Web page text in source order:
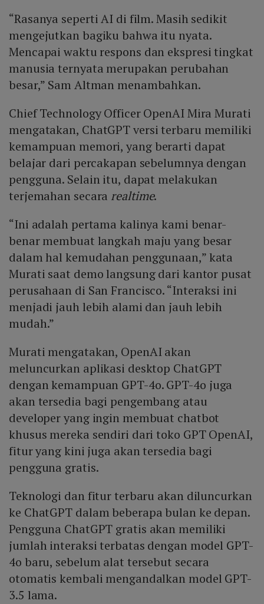
“Rasanya seperti AI di film. Masih sedikit
mengejutkan bagiku bahwa itu nyata.
Mencapai waktu respons dan ekspresi tingkat
manusia ternyata merupakan perubahan
besar,” Sam Altman menambahkan.
Chief Technology Officer OpenAI Mira Murati
mengatakan, ChatGPT versi terbaru memiliki
kemampuan memori, yang berarti dapat
belajar dari percakapan sebelumnya dengan
pengguna. Selain itu, dapat melakukan
terjemahan secara realtime.
“Ini adalah pertama kalinya kami benar-
benar membuat langkah maju yang besar
dalam hal kemudahan penggunaan,” kata
Murati saat demo langsung dari kantor pusat
perusahaan di San Francisco. “Interaksi ini
menjadi jauh lebih alami dan jauh lebih
mudah.”
Murati mengatakan, OpenAI akan
meluncurkan aplikasi desktop ChatGPT
dengan kemampuan GPT-4o. GPT-4o juga
akan tersedia bagi pengembang atau
developer yang ingin membuat chatbot
khusus mereka sendiri dari toko GPT OpenAI,
fitur yang kini juga akan tersedia bagi
pengguna gratis.
Teknologi dan fitur terbaru akan diluncurkan
ke ChatGPT dalam beberapa bulan ke depan.
Pengguna ChatGPT gratis akan memiliki
jumlah interaksi terbatas dengan model GPT-
4o baru, sebelum alat tersebut secara
otomatis kembali mengandalkan model GPT-
3.5 lama.